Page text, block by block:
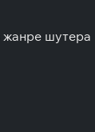
жанре шутера